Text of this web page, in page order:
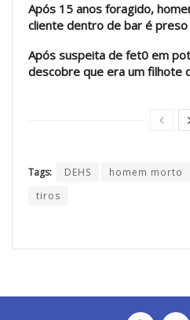
Após 15 anos foragido,
cliente dentro de bar é preso
Após suspeita de fet0 em
descobre que era um filhote
Tags: DEHS homem morto
tiros